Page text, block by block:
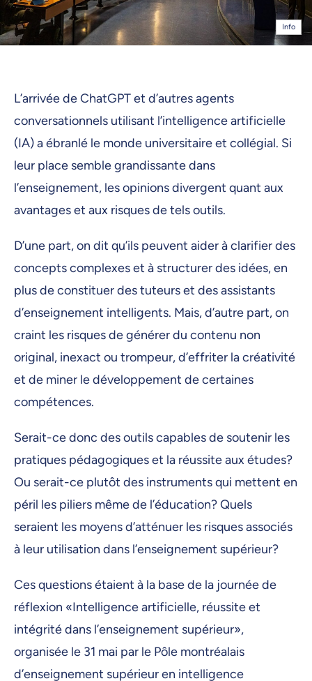
Info
L’arrivée de ChatGPT et d’autres agents
conversationnels utilisant l’intelligence artificielle
(IA) a ébranlé le monde universitaire et collégial. Si
leur place semble grandissante dans
l’enseignement, les opinions divergent quant aux
avantages et aux risques de tels outils.
D’une part, on dit qu’ils peuvent aider à clarifier des
concepts complexes et à structurer des idées, en
plus de constituer des tuteurs et des assistants
d’enseignement intelligents. Mais, d’autre part, on
craint les risques de générer du contenu non
original, inexact ou trompeur, d’effriter la créativité
et de miner le développement de certaines
compétences.
Serait-ce donc des outils capables de soutenir les
pratiques pédagogiques et la réussite aux études?
Ou serait-ce plutôt des instruments qui mettent en
péril les piliers même de l’éducation? Quels
seraient les moyens d’atténuer les risques associés
à leur utilisation dans l’enseignement supérieur?
Ces questions étaient à la base de la journée de
réflexion «Intelligence artificielle, réussite et
intégrité dans l’enseignement supérieur»,
organisée le 31 mai par le Pôle montréalais
d’enseignement supérieur en intelligence